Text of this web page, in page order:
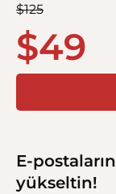
$125
$49
E-
yükseltin!